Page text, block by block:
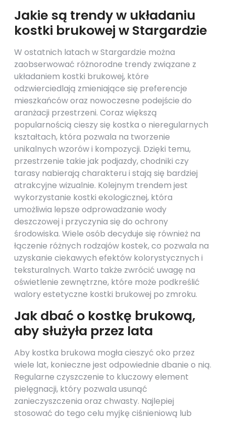
Jakie są trendy w układaniu
kostki brukowej w Stargardzie
W ostatnich latach w Stargardzie można
zaobserwować różnorodne trendy związane z
układaniem kostki brukowej, które
odzwierciedlają zmieniające się preferencje
mieszkańców oraz nowoczesne podejście do
aranżacji przestrzeni. Coraz większą
popularnością cieszy się kostka o nieregularnych
kształtach, która pozwala na tworzenie
unikalnych wzorów i kompozycji. Dzięki temu,
przestrzenie takie jak podjazdy, chodniki czy
tarasy nabierają charakteru i stają się bardziej
atrakcyjne wizualnie. Kolejnym trendem jest
wykorzystanie kostki ekologicznej, która
umożliwia lepsze odprowadzanie wody
deszczowej i przyczynia się do ochrony
środowiska. Wiele osób decyduje się również na
łączenie różnych rodzajów kostek, co pozwala na
uzyskanie ciekawych efektów kolorystycznych i
teksturalnych. Warto także zwrócić uwagę na
oświetlenie zewnętrzne, które może podkreślić
walory estetyczne kostki brukowej po zmroku.
Jak dbać o kostkę brukową,
aby służyła przez lata
Aby kostka brukowa mogła cieszyć oko przez
wiele lat, konieczne jest odpowiednie dbanie o nią.
Regularne czyszczenie to kluczowy element
pielęgnacji, który pozwala usunąć
zanieczyszczenia oraz chwasty. Najlepiej
stosować do tego celu myjkę ciśnieniową lub